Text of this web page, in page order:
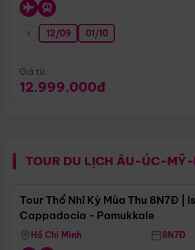
12/09 01/10
Giá từ:
12.999.000đ
TOUR DU LỊCH ÂU-ÚC-
Tour Thổ Nhĩ Kỳ Mùa Thu 8N7Đ |
Cappadocia - Pamukkale
Hồ Chí Minh 8N7Đ